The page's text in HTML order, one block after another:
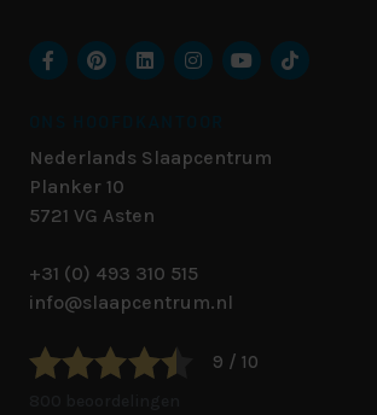
Nederlands Slaapcentrum
Planker 10
5721 VG Asten
+31 (0) 493 310 515
info@slaapcentrum.nl
9 / 10